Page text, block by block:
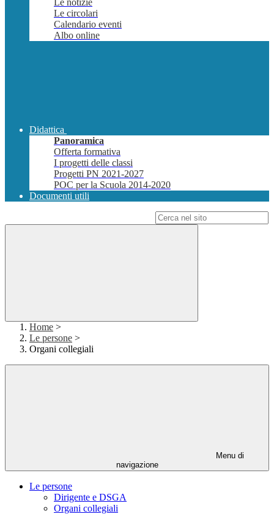
Le notizie
Le circolari
Calendario eventi
Albo online
Didattica
Panoramica
Offerta formativa
I progetti delle classi
Progetti PN 2021-2027
POC per la Scuola 2014-2020
Documenti utili
Home >
Le persone >
Organi collegiali
Menu di
navigazione
Le persone
Dirigente e DSGA
Organi collegiali